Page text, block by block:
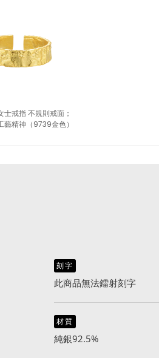
士戒指 不規則戒面；
藝精神（9739金色）
刻字
此商品無法鐳射刻字
材質
純銀92.5%